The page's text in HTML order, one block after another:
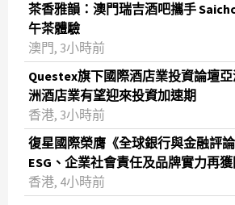
茶香雅韻：澳門瑞吉酒吧攜手
午茶體驗
澳門, 3小時前
Questex旗下國際酒店業投資論壇
洲酒店業有望迎來投資加速期
香港, 3小時前
復星國際榮膺《全球銀行與金融評
ESG、企業社會責任及品牌實力再
香港, 4小時前